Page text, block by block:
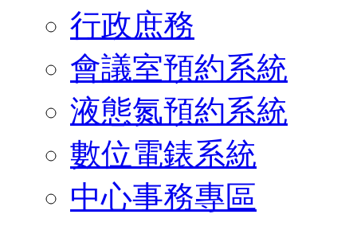
行政庶務
會議室預約系統
液態氮預約系統
數位電錶系統
中心事務專區